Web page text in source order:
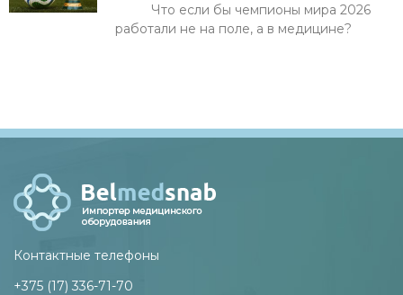
Что если бы чемпионы мира 2026
работали не на поле, а в медицине?
Контактные телефоны
+375 (17) 336-71-70